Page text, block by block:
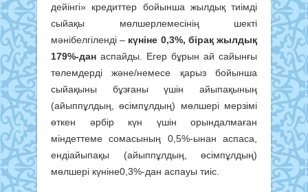
дейінгі» кредиттер бойынша жылдық тиімді
сыйақы мөлшерлемесінің шекті
мәнібелгіленді – күніне 0,3%, бірақ жылдық
179%-дан аспайды. Егер бұрын ай сайынғы
төлемдерді және/немесе қарыз бойынша
сыйақыны бұзғаны үшін айыпақының
(айыппұлдың, өсімпұлдың) мөлшері мерзімі
өткен әрбір күн үшін орындалмаған
міндеттеме сомасының 0,5%-ынан аспаса,
ендіайыпақы (айыппұлдың, өсімпұлдың)
мөлшері күніне0,3%-дан аспауы тиіс.